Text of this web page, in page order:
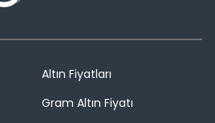
Altın Fiyatları
Gram Altın Fiyatı